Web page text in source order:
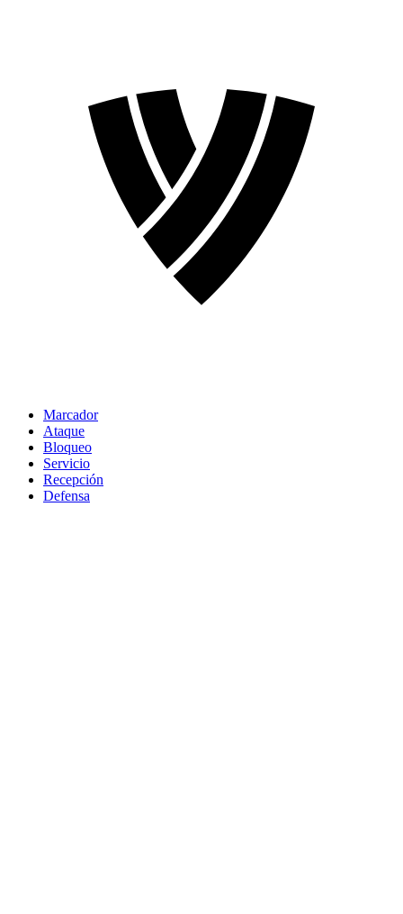
Marcador
Ataque
Bloqueo
Servicio
Recepción
Defensa